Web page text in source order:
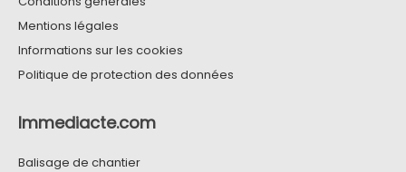
Mentions légales
Informations sur les cookies
Politique de protection des données
Immediacte.com
Balisage de chantier